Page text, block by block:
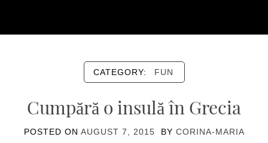
CATEGORY: FUN
Cumpără o insulă în Grecia
POSTED ON AUGUST 7, 2015 BY CORINA-MARIA